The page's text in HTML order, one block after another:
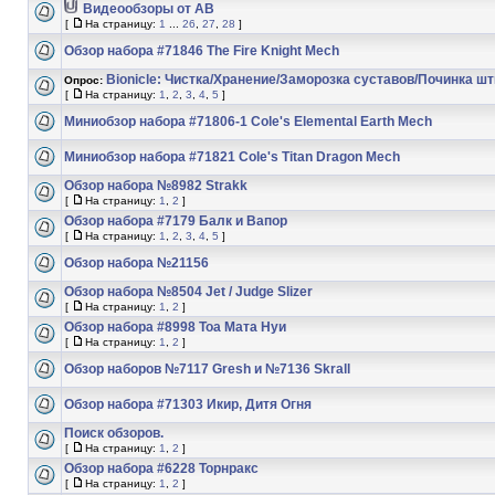
Видеообзоры от АВ
[ На страницу: 1 26 27 28 ]
Обзор набора #71846 The Fire Knight Mech
Опрос: Bionicle: Чистка/Хранение/Заморозка суставов/Починка
[ На страницу: 1 2 3 4 5 ]
Миниобзор набора #71806-1 Cole's Elemental Earth Mech
Миниобзор набора #71821 Cole's Titan Dragon Mech
Обзор набора №8982 Strakk
[ На страницу: 1 2 ]
Обзор набора #7179 Балк и Вапор
[ На страницу: 1 2 3 4 5 ]
Обзор набора №21156
Обзор набора №8504 Jet / Judge Slizer
[ На страницу: 1 2 ]
Обзор набора #8998 Тоа Мата Нуи
[ На страницу: 1 2 ]
Обзор наборов №7117 Gresh и №7136 Skrall
Обзор набора #71303 Икир, Дитя Огня
Поиск обзоров.
[ На страницу: 1 2 ]
Обзор набора #6228 Торнракс
[ На страницу: 1 2 ]